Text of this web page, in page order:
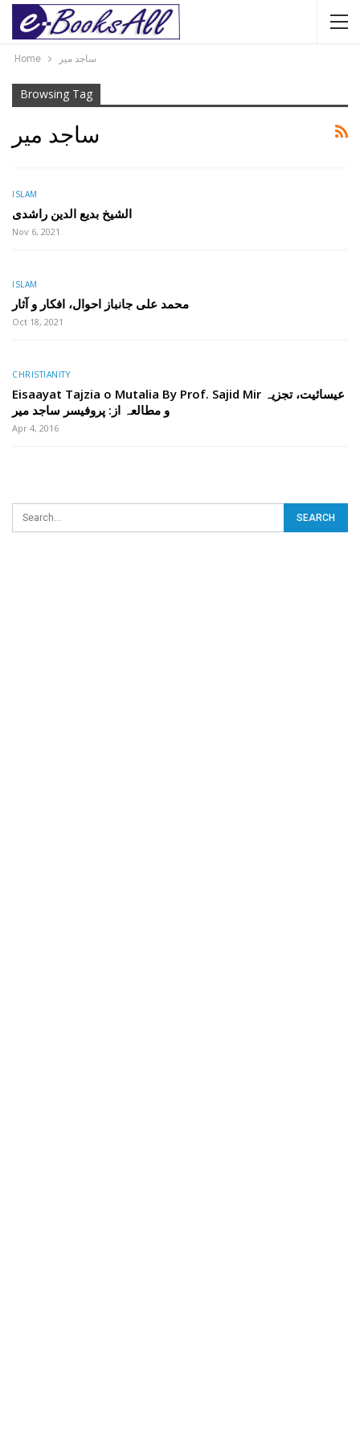
Home ساجد میر
Browsing Tag
ساجد میر
ISLAM
الشیخ بدیع الدین راشدی
Nov 6, 2021
ISLAM
محمد علی جانباز احوال، افکار و آثار
Oct 18, 2021
CHRISTIANITY
Eisaayat Tajzia o Mutalia By Prof. Sajid Mir عیسائیت، تجزیہ
و مطالعہ از: پروفیسر ساجد میر
Apr 4, 2016